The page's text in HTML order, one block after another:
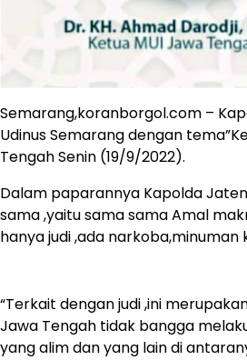
Semarang,koranborgol.com –
Udinus Semarang dengan
Tengah Senin (19/9/2022).
Dalam paparannya Kapolda
sama ,yaitu sama sama Amal
hanya judi ,ada
“Terkait dengan judi ,ini
Jawa Tengah tidak bangga
yang alim dan yang lain di